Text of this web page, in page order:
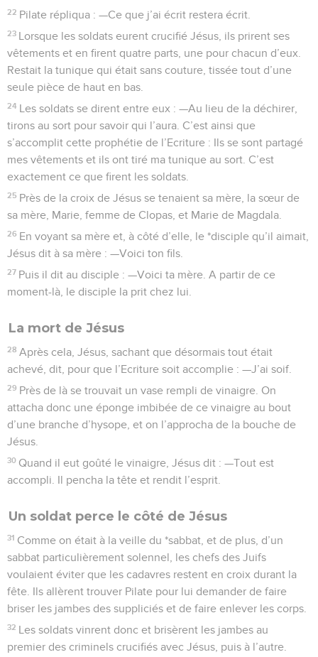
22 Pilate répliqua : —Ce que j’ai écrit restera écrit.
23 Lorsque les soldats eurent crucifié Jésus, ils prirent ses
vêtements et en firent quatre parts, une pour chacun d’eux.
Restait la tunique qui était sans couture, tissée tout d’une
seule pièce de haut en bas.
24 Les soldats se dirent entre eux : —Au lieu de la déchirer,
tirons au sort pour savoir qui l’aura. C’est ainsi que
s’accomplit cette prophétie de l’Ecriture : Ils se sont partagé
mes vêtements et ils ont tiré ma tunique au sort. C’est
exactement ce que firent les soldats.
25 Près de la croix de Jésus se tenaient sa mère, la sœur de
sa mère, Marie, femme de Clopas, et Marie de Magdala.
26 En voyant sa mère et, à côté d’elle, le *disciple qu’il aimait,
Jésus dit à sa mère : —Voici ton fils.
27 Puis il dit au disciple : —Voici ta mère. A partir de ce
moment-là, le disciple la prit chez lui.
La mort de Jésus
28 Après cela, Jésus, sachant que désormais tout était
achevé, dit, pour que l’Ecriture soit accomplie : —J’ai soif.
29 Près de là se trouvait un vase rempli de vinaigre. On
attacha donc une éponge imbibée de ce vinaigre au bout
d’une branche d’hysope, et on l’approcha de la bouche de
Jésus.
30 Quand il eut goûté le vinaigre, Jésus dit : —Tout est
accompli. Il pencha la tête et rendit l’esprit.
Un soldat perce le côté de Jésus
31 Comme on était à la veille du *sabbat, et de plus, d’un
sabbat particulièrement solennel, les chefs des Juifs
voulaient éviter que les cadavres restent en croix durant la
fête. Ils allèrent trouver Pilate pour lui demander de faire
briser les jambes des suppliciés et de faire enlever les corps.
32 Les soldats vinrent donc et brisèrent les jambes au
premier des criminels crucifiés avec Jésus, puis à l’autre.